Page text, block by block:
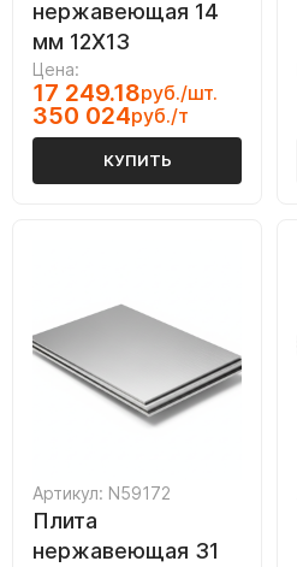
нержавеющая 14
мм 12Х13
Цена:
17 249.18руб./шт.
350 024руб./т
КУПИТЬ
Артикул: N59172
Плита
нержавеющая 31